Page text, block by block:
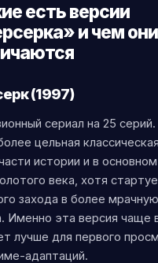
есть версии
и чем они
(1997)
сериал на 25
цельная
истории и в основном
века, хотя
захода в более
Именно эта версия чаще
лучше для первого
адаптаций.